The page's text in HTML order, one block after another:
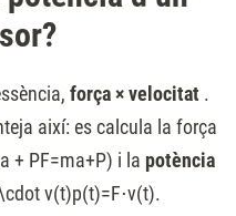
força × velocitat.
així: es calcula la força
+ PF=ma+P) i la potència
v(t)p(t)=F⋅v(t).